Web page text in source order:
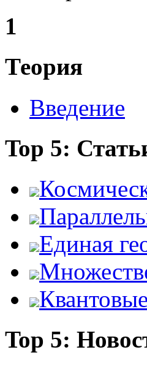
1
Теория
Введение
Top 5:
Единая
Top 5: